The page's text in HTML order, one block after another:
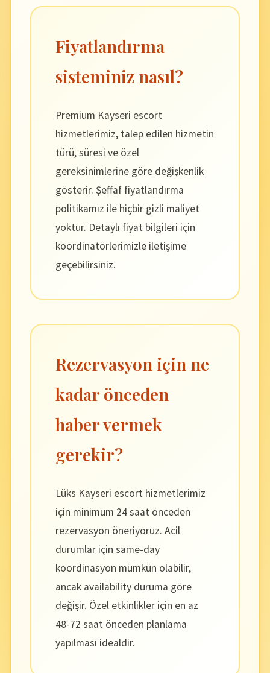
Fiyatlandırma
sisteminiz nasıl?
Premium Kayseri escort
hizmetlerimiz, talep edilen hizmetin
türü, süresi ve özel
gereksinimlerine göre değişkenlik
gösterir. Şeffaf fiyatlandırma
politikamız ile hiçbir gizli maliyet
yoktur. Detaylı fiyat bilgileri için
koordinatörlerimizle iletişime
geçebilirsiniz.
Rezervasyon için ne
kadar önceden
haber vermek
gerekir?
Lüks Kayseri escort hizmetlerimiz
için minimum 24 saat önceden
rezervasyon öneriyoruz. Acil
durumlar için same-day
koordinasyon mümkün olabilir,
ancak availability duruma göre
değişir. Özel etkinlikler için en az
48-72 saat önceden planlama
yapılması idealdir.